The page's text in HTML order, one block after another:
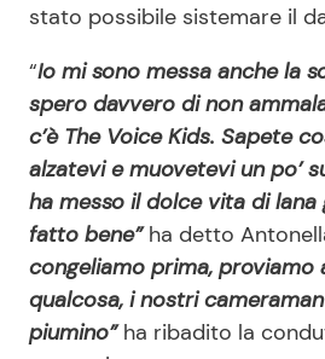
stato possibile sistemare il
“Io mi sono messa anche la
spero davvero di non
c’è The Voice Kids. Sapete
alzatevi e muovetevi un po’
ha messo il dolce vita di lana
fatto bene”ha detto
congeliamo prima, proviamo
qualcosa, i nostri
piumino”ha ribadito la